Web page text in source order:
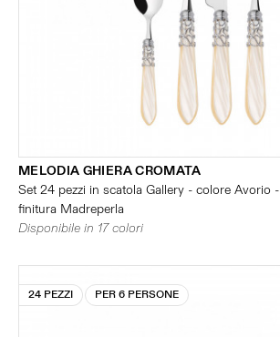
MELODIA GHIERA CROMATA
Set 24 pezzi in scatola Gallery - colore Avorio -
finitura Madreperla
Disponibile in 17 colori
24 PEZZI PER 6 PERSONE